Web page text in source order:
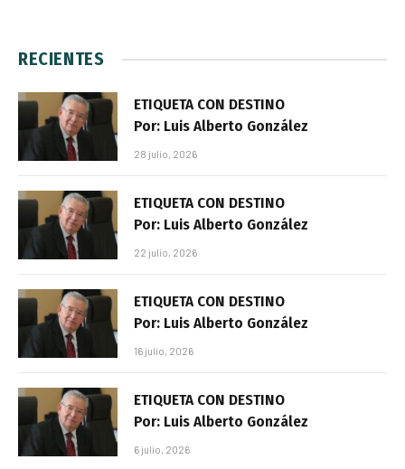
RECIENTES
ETIQUETA CON DESTINO
Por: Luis Alberto González
28 julio, 2026
ETIQUETA CON DESTINO
Por: Luis Alberto González
22 julio, 2026
ETIQUETA CON DESTINO
Por: Luis Alberto González
16 julio, 2026
ETIQUETA CON DESTINO
Por: Luis Alberto González
6 julio, 2026